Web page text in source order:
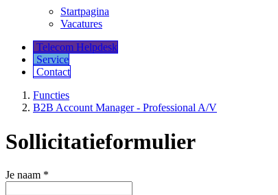
Startpagina
Vacatures
Telecom Helpdesk
Service
Co​​​​​​ntact
Functies
B2B Account Manager - Professional A/V
Sollicitatieformulier
Je naam *